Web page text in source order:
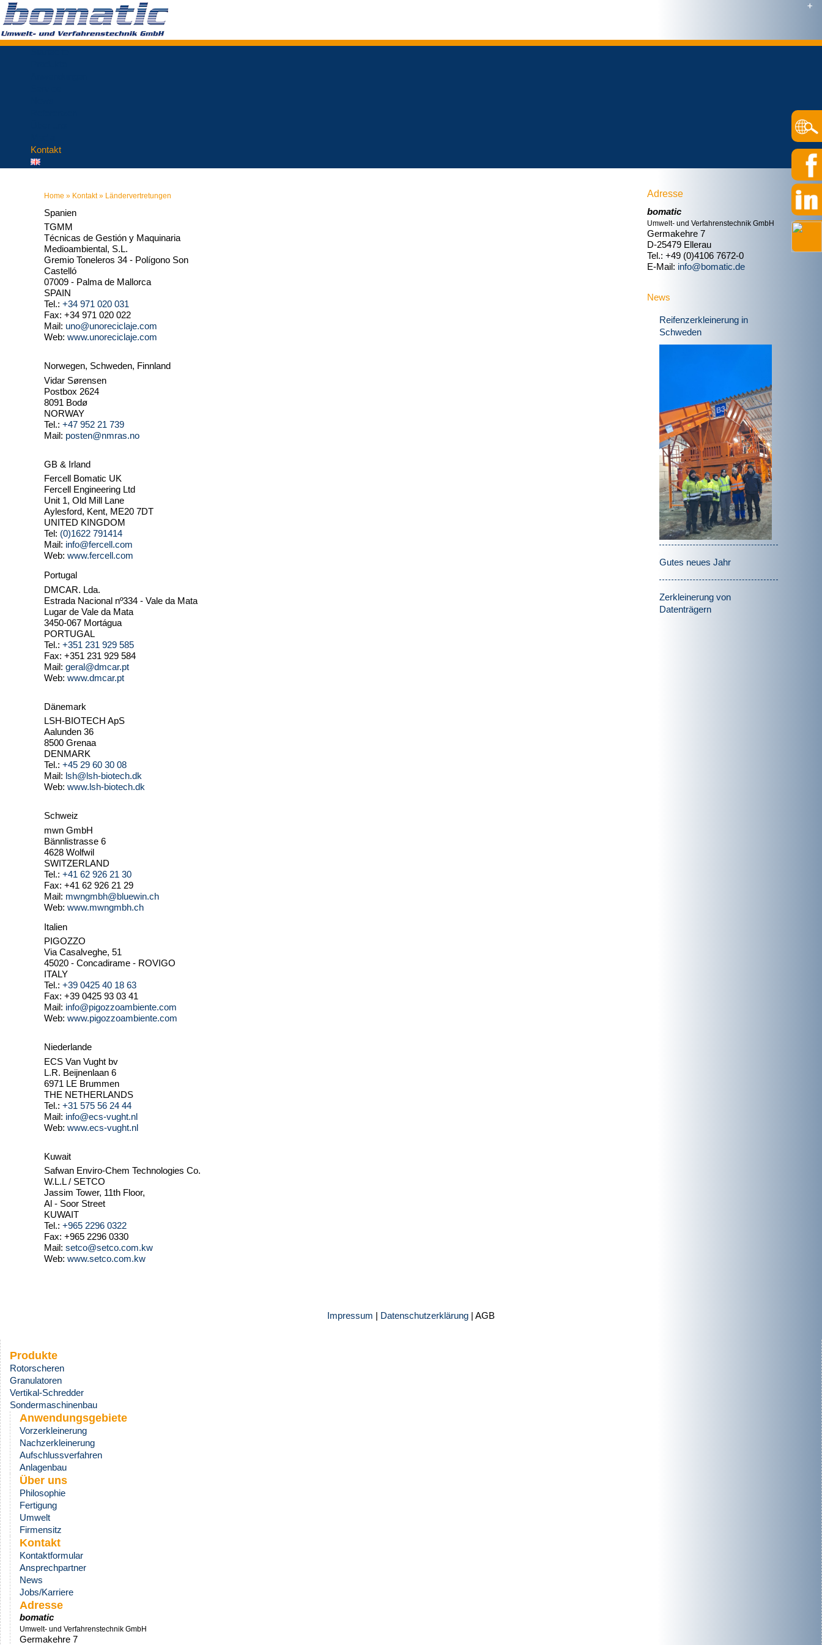
Kontakt
Home » Kontakt» Ländervertretungen
Spanien
TGMM
Técnicas de Gestión y Maquinaria
Medioambiental, S.L.
Gremio Toneleros 34 - Polígono Son
Castelló
07009 - Palma de Mallorca
SPAIN
Tel.: +34 971 020 031
Fax: +34 971 020 022
Mail: uno@unoreciclaje.com
Web: www.unoreciclaje.com
Norwegen, Schweden, Finnland
Vidar Sørensen
Postbox 2624
8091 Bodø
NORWAY
Tel.: +47 952 21 739
Mail: posten@nmras.no
GB & Irland
Fercell Bomatic UK
Fercell Engineering Ltd
Unit 1, Old Mill Lane
Aylesford, Kent, ME20 7DT
UNITED KINGDOM
Tel: (0)1622 791414
Mail: info@fercell.com
Web: www.fercell.com
Portugal
DMCAR. Lda.
Estrada Nacional nº334 - Vale da Mata
Lugar de Vale da Mata
3450-067 Mortágua
PORTUGAL
Tel.: +351 231 929 585
Fax: +351 231 929 584
Mail: geral@dmcar.pt
Web: www.dmcar.pt
Dänemark
LSH-BIOTECH ApS
Aalunden 36
8500 Grenaa
DENMARK
Tel.: +45 29 60 30 08
Mail: lsh@lsh-biotech.dk
Web: www.lsh-biotech.dk
Schweiz
mwn GmbH
Bännlistrasse 6
4628 Wolfwil
SWITZERLAND
Tel.: +41 62 926 21 30
Fax: +41 62 926 21 29
Mail: mwngmbh@bluewin.ch
Web: www.mwngmbh.ch
Italien
PIGOZZO
Via Casalveghe, 51
45020 - Concadirame - ROVIGO
ITALY
Tel.: +39 0425 40 18 63
Fax: +39 0425 93 03 41
Mail: info@pigozzoambiente.com
Web: www.pigozzoambiente.com
Niederlande
ECS Van Vught bv
L.R. Beijnenlaan 6
6971 LE Brummen
THE NETHERLANDS
Tel.: +31 575 56 24 44
Mail: info@ecs-vught.nl
Web: www.ecs-vught.nl
Kuwait
Safwan Enviro-Chem Technologies Co.
W.L.L / SETCO
Jassim Tower, 11th Floor,
Al - Soor Street
KUWAIT
Tel.: +965 2296 0322
Fax: +965 2296 0330
Mail: setco@setco.com.kw
Web: www.setco.com.kw
Adresse
bomatic
Umwelt- und Verfahrenstechnik GmbH
Germakehre 7
D-25479 Ellerau
Tel.: +49 (0)4106 7672-0
E-Mail: info@bomatic.de
News
Reifenzerkleinerung in
Schweden
Gutes neues Jahr
Zerkleinerung von
Datenträgern
Impressum | Datenschutzerklärung | AGB
Produkte
Rotorscheren
Granulatoren
Vertikal-Schredder
Sondermaschinenbau
Anwendungsgebiete
Vorzerkleinerung
Nachzerkleinerung
Aufschlussverfahren
Anlagenbau
Über uns
Philosophie
Fertigung
Umwelt
Firmensitz
Kontakt
Kontaktformular
Ansprechpartner
News
Jobs/Karriere
Adresse
bomatic
Umwelt- und Verfahrenstechnik GmbH
Germakehre 7